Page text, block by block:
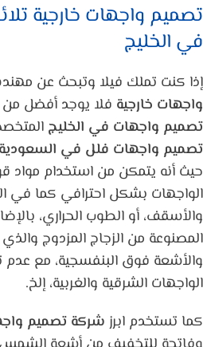
تصميم واجهات خارجية
في الخليج
إذا كنت تملك فيلا وتبحث عن
واجهات خارجية فلا يوجد أفضل
تصميم واجهات في الخليج
تصميم واجهات فلل في السعودية
حيث أنه يتمكن من استخدام مواد
الواجهات بشكل احترافي كما في
والأسقف، أو الطوب الحراري،
المصنوعة من الزجاج المزدوج
والأشعة فوق البنفسجية، مع عدم
الواجهات الشرقية والغربية، إلخ.
كما تستخدم ابرز شركة تصميم